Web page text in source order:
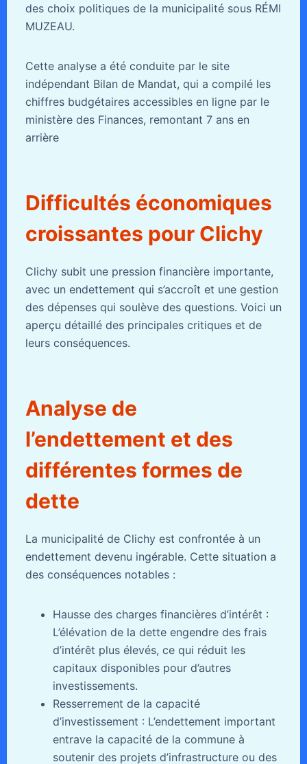
des choix politiques de la municipalité sous RÉMI
MUZEAU.
Cette analyse a été conduite par le site
indépendant Bilan de Mandat, qui a compilé les
chiffres budgétaires accessibles en ligne par le
ministère des Finances, remontant 7 ans en
arrière
Difficultés économiques
croissantes pour Clichy
Clichy subit une pression financière importante,
avec un endettement qui s’accroît et une gestion
des dépenses qui soulève des questions. Voici un
aperçu détaillé des principales critiques et de
leurs conséquences.
Analyse de
l’endettement et des
différentes formes de
dette
La municipalité de Clichy est confrontée à un
endettement devenu ingérable. Cette situation a
des conséquences notables :
Hausse des charges financières d’intérêt :
L’élévation de la dette engendre des frais
d’intérêt plus élevés, ce qui réduit les
capitaux disponibles pour d’autres
investissements.
Resserrement de la capacité
d’investissement : L’endettement important
entrave la capacité de la commune à
soutenir des projets d’infrastructure ou des